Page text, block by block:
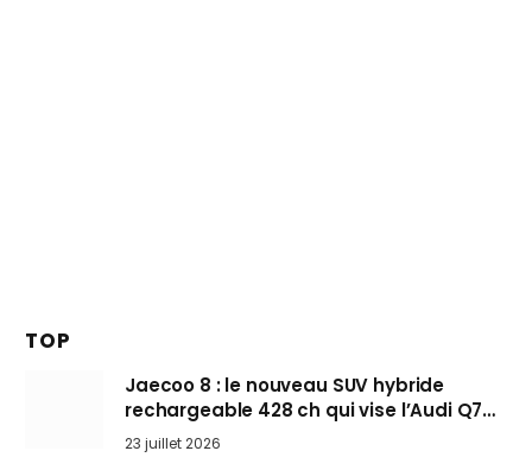
TOP
Jaecoo 8 : le nouveau SUV hybride
rechargeable 428 ch qui vise l’Audi Q7
arrive en Europe cet automne
23 juillet 2026